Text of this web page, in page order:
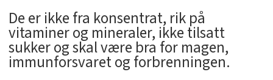
De er ikke fra konsentrat, rik på
vitaminer og mineraler, ikke tilsatt
sukker og skal være bra for magen,
immunforsvaret og forbrenningen.